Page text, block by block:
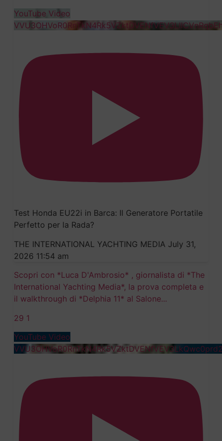
YouTube Video
Test Honda EU22i in Barca: Il Generatore Portatile
Perfetto per la Rada?
THE INTERNATIONAL YACHTING MEDIA July 31,
2026 11:54 am
Scopri con *Luca D'Ambrosio* , giornalista di *The
International Yachting Media*, la prova completa e
il walkthrough di *Delphia 11* al Salone...
29 1
YouTube Video